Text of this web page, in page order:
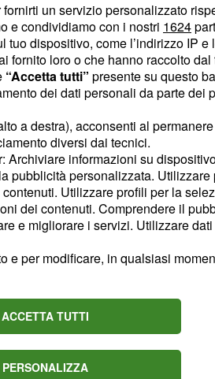
si
un servizio personalizzato
e condividiamo con i nostri 1624
dispositivo, come l’indirizzo IP
fornito loro o che hanno raccolto
“Accetta tutti” presente su questo
dei dati personali da parte dei
a destra), acconsenti al
diversi dai tecnici.
informazioni su
pubblicità personalizzata.
Utilizzare profili per la
dei contenuti. Comprendere il
e migliorare i servizi. Utilizzare
per modificare, in qualsiasi
ACCETTA TUTTI
PERSONALIZZA